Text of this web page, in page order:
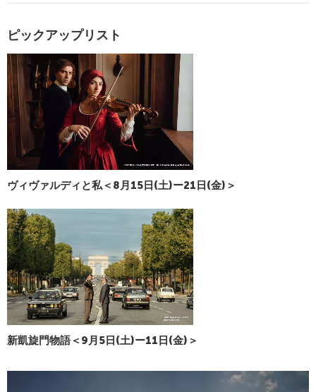
ピックアップリスト
ヴィヴァルディと私＜8月15日(土)ー21日(金)＞
新凱旋門物語＜9月5日(土)ー11日(金)＞